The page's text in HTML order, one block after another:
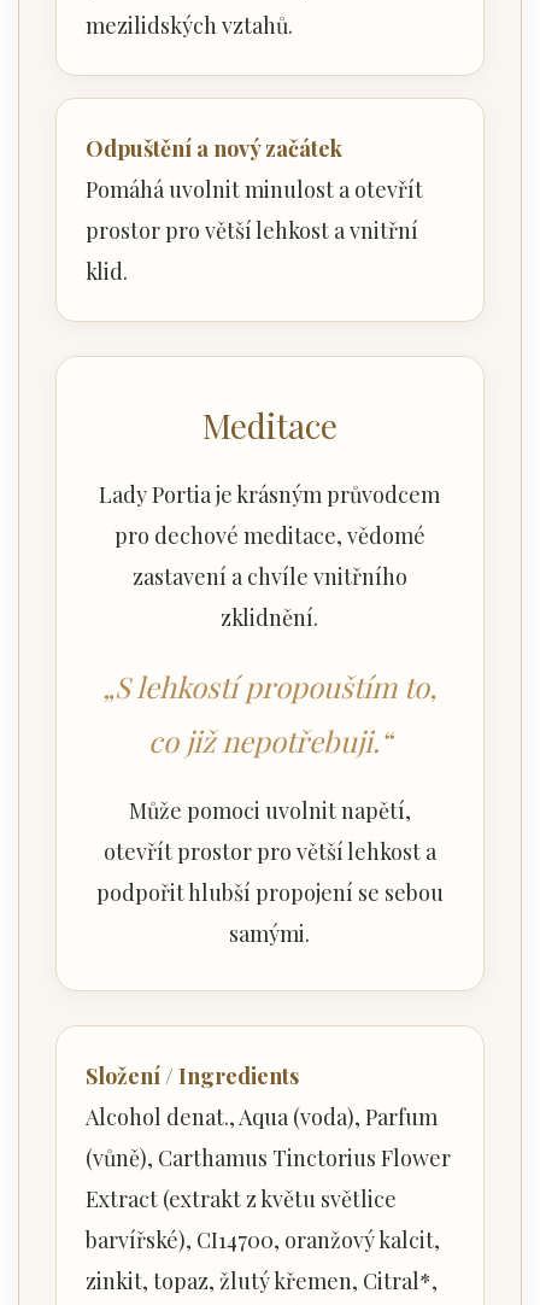
mezilidských vztahů.
Odpuštění a nový začátek
Pomáhá uvolnit minulost a otevřít
prostor pro větší lehkost a vnitřní
klid.
Meditace
Lady Portia je krásným průvodcem
pro dechové meditace, vědomé
zastavení a chvíle vnitřního
zklidnění.
„S lehkostí propouštím to,
co již nepotřebuji.“
Může pomoci uvolnit napětí,
otevřít prostor pro větší lehkost a
podpořit hlubší propojení se sebou
samými.
Složení / Ingredients
Alcohol denat., Aqua (voda), Parfum
(vůně), Carthamus Tinctorius Flower
Extract (extrakt z květu světlice
barvířské), CI14700, oranžový kalcit,
zinkit, topaz, žlutý křemen, Citral*,